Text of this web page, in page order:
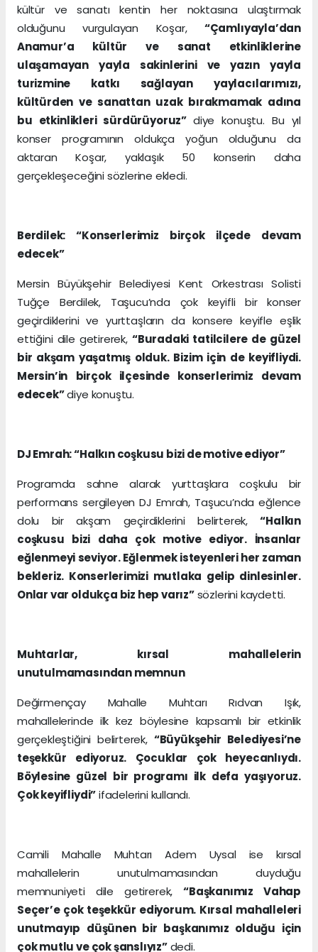
kültür ve sanatı kentin her noktasına ulaştırmak
olduğunu vurgulayan Koşar, “Çamlıyayla’dan
Anamur’a kültür ve sanat etkinliklerine
ulaşamayan yayla sakinlerini ve yazın yayla
turizmine katkı sağlayan yaylacılarımızı,
kültürden ve sanattan uzak bırakmamak adına
bu etkinlikleri sürdürüyoruz”diye konuştu. Bu yıl
konser programının oldukça yoğun olduğunu da
aktaran Koşar, yaklaşık 50 konserin daha
gerçekleşeceğini sözlerine ekledi.
Berdilek: “Konserlerimiz birçok ilçede devam
edecek”
Mersin Büyükşehir Belediyesi Kent Orkestrası Solisti
Tuğçe Berdilek, Taşucu’nda çok keyifli bir konser
geçirdiklerini ve yurttaşların da konsere keyifle eşlik
ettiğini dile getirerek, “Buradaki tatilcilere de güzel
bir akşam yaşatmış olduk. Bizim için de keyifliydi.
Mersin’in birçok ilçesinde konserlerimiz devam
edecek”diye konuştu.
DJ Emrah: “Halkın coşkusu bizi de motive ediyor”
Programda sahne alarak yurttaşlara coşkulu bir
performans sergileyen DJ Emrah, Taşucu’nda eğlence
dolu bir akşam geçirdiklerini belirterek,“Halkın
coşkusu bizi daha çok motive ediyor. İnsanlar
eğlenmeyi seviyor. Eğlenmek isteyenleri her zaman
bekleriz. Konserlerimizi mutlaka gelip dinlesinler.
Onlar var oldukça biz hep varız”sözlerini kaydetti.
Muhtarlar, kırsal mahallelerin
unutulmamasından memnun
Değirmençay Mahalle Muhtarı Rıdvan Işık,
mahallelerinde ilk kez böylesine kapsamlı bir etkinlik
gerçekleştiğini belirterek, “Büyükşehir Belediyesi’ne
teşekkür ediyoruz. Çocuklar çok heyecanlıydı.
Böylesine güzel bir programı ilk defa yaşıyoruz.
Çok keyifliydi”ifadelerini kullandı.
Camili Mahalle Muhtarı Adem Uysal ise kırsal
mahallelerin unutulmamasından duyduğu
memnuniyeti dile getirerek,“Başkanımız Vahap
Seçer’e çok teşekkür ediyorum. Kırsal mahalleleri
unutmayıp düşünen bir başkanımız olduğu için
çok mutlu ve çok şanslıyız”dedi.